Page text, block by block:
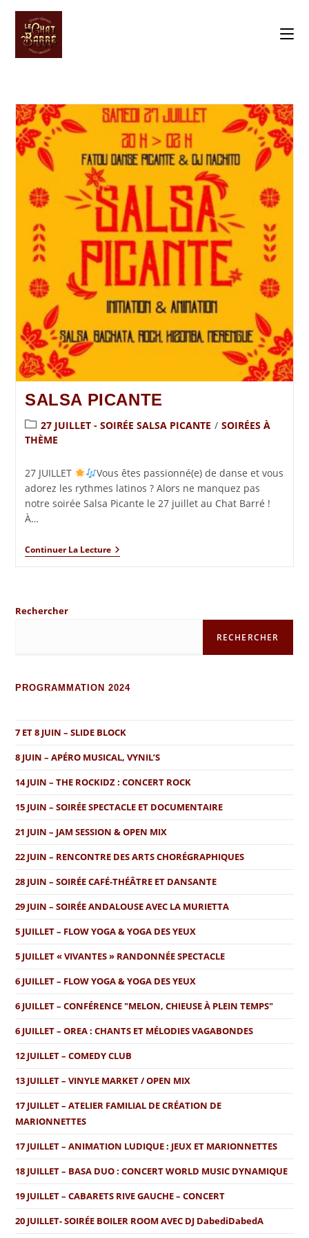
SALSA PICANTE
27 JUILLET - SOIRÉE SALSA PICANTE / SOIRÉES À
THÈME
27 JUILLET
Vous êtes passionné(e) de danse et vous
adorez les rythmes latinos ? Alors ne manquez pas
notre soirée Salsa Picante le 27 juillet au Chat Barré !
À…
Continuer La Lecture
Rechercher
RECHERCHER
PROGRAMMATION 2024
7 ET 8 JUIN – SLIDE BLOCK
8 JUIN – APÉRO MUSICAL, VYNIL’S
14 JUIN – THE ROCKIDZ : CONCERT ROCK
15 JUIN – SOIRÉE SPECTACLE ET DOCUMENTAIRE
21 JUIN – JAM SESSION & OPEN MIX
22 JUIN – RENCONTRE DES ARTS CHORÉGRAPHIQUES
28 JUIN – SOIRÉE CAFÉ-THÉÂTRE ET DANSANTE
29 JUIN – SOIRÉE ANDALOUSE AVEC LA MURIETTA
5 JUILLET – FLOW YOGA & YOGA DES YEUX
5 JUILLET « VIVANTES » RANDONNÉE SPECTACLE
6 JUILLET – FLOW YOGA & YOGA DES YEUX
6 JUILLET – CONFÉRENCE "MELON, CHIEUSE À PLEIN TEMPS"
6 JUILLET – OREA : CHANTS ET MÉLODIES VAGABONDES
12 JUILLET – COMEDY CLUB
13 JUILLET – VINYLE MARKET / OPEN MIX
17 JUILLET – ATELIER FAMILIAL DE CRÉATION DE
MARIONNETTES
17 JUILLET – ANIMATION LUDIQUE : JEUX ET MARIONNETTES
18 JUILLET – BASA DUO : CONCERT WORLD MUSIC DYNAMIQUE
19 JUILLET – CABARETS RIVE GAUCHE – CONCERT
20 JUILLET- SOIRÉE BOILER ROOM AVEC DJ DabediDabedA